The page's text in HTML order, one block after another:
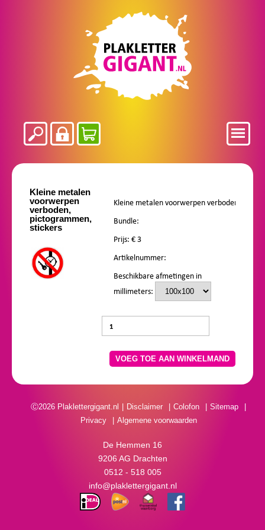
Kleine metalen
voorwerpen
verboden,
pictogrammen,
stickers
Bundle:
Prijs: €3
Artikelnummer:
Beschikbare afmetingen in
millimeters:
VOEG TOE AAN WINKELMAND
Ⓒ2026 Plaklettergigant.nl Disclaimer Colofon
Sitemap
Privacy
Algemene voorwaarden
De Hemmen 16
9206 AG Drachten
0512 - 518 005
info@plaklettergigant.nl